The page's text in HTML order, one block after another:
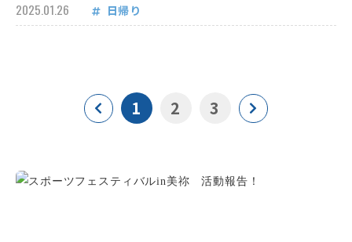
2025.01.26 日帰り
1 2 3